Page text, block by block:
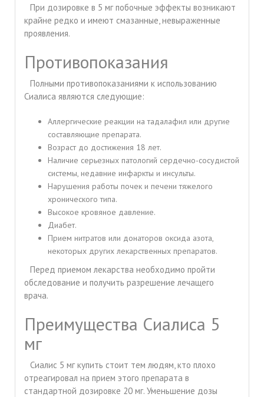
При дозировке в 5 мг побочные эффекты возникают
крайне редко и имеют смазанные, невыраженные
проявления.
Противопоказания
Полными противопоказаниями к использованию
Сиалиса являются следующие:
Аллергические реакции на тадалафил или другие
составляющие препарата.
Возраст до достижения 18 лет.
Наличие серьезных патологий сердечно-сосудистой
системы, недавние инфаркты и инсульты.
Нарушения работы почек и печени тяжелого
хронического типа.
Высокое кровяное давление.
Диабет.
Прием нитратов или донаторов оксида азота,
некоторых других лекарственных препаратов.
Перед приемом лекарства необходимо пройти
обследование и получить разрешение лечащего
врача.
Преимущества Сиалиса 5
мг
Сиалис 5 мг купить стоит тем людям, кто плохо
отреагировал на прием этого препарата в
стандартной дозировке 20 мг. Уменьшение дозы